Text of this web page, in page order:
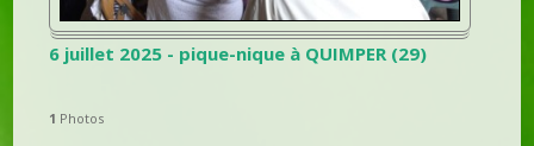
6 juillet 2025 - pique-nique à QUIMPER (29)
1 Photos